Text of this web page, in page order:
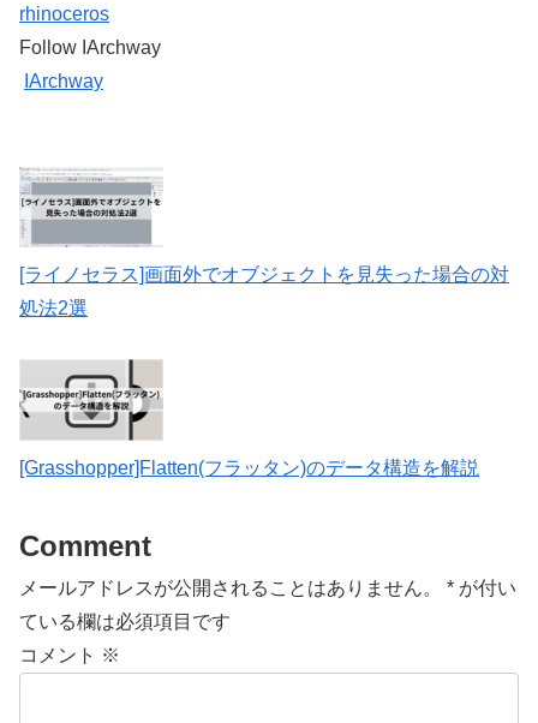
rhinoceros
Follow IArchway
IArchway
[ライノセラス]画面外でオブジェクトを見失った場合の対
処法2選
[Grasshopper]Flatten(フラッタン)のデータ構造を解説
Comment
メールアドレスが公開されることはありません。 * が付い
ている欄は必須項目です
コメント ※